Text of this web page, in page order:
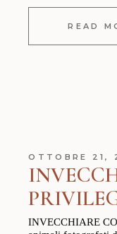
READ
OTTOBRE 21,
INVECCHIARE